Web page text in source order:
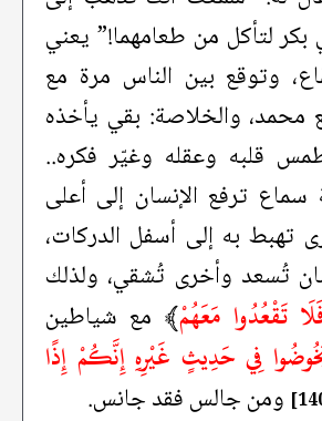
لتأكل من طعامهما!” يعني
وتوقع بين الناس مرة مع
والخلاصة: بقي يأخذه
قلبه وعقله وغيّر فكره..
ترفع الإنسان إلى أعلى
تهبط به إلى أسفل الدركات،
تُسعد وأخرى تُشقي، ولذلك
تَقْعُدُوا مَعَهُمْ﴾ مع شياطين
فِي حَدِيثٍ غَيْرِهِ إِنَّكُمْ إِذًا
ومن جالس فقد جانس.